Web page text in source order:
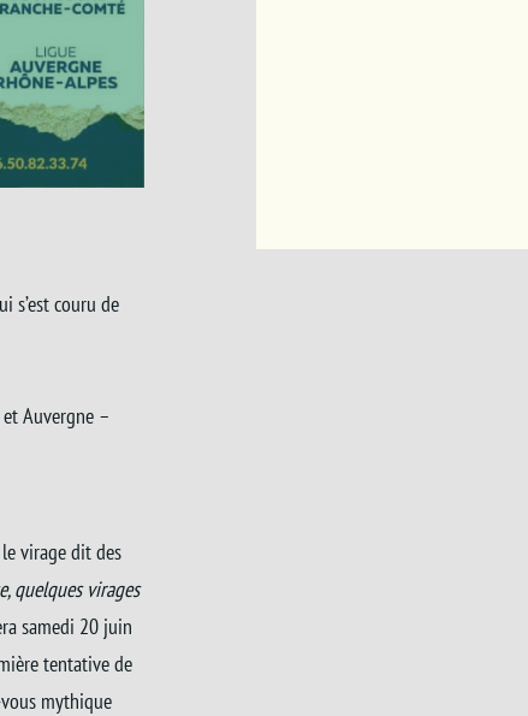
s’est couru de
Auvergne –
le virage dit des
quelques virages
samedi 20 juin
tentative de
mythique